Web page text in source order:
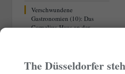
Verschwundene
Gastronomien (10): Das
Cornelius-Haus an der
The Düsseldorfer